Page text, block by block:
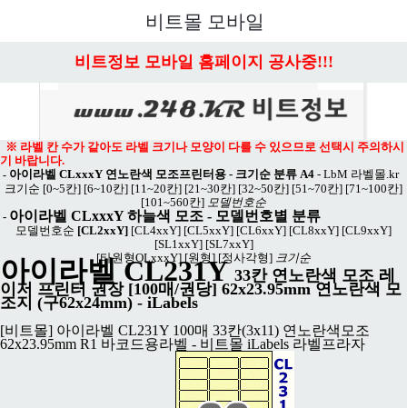
비트몰 모바일
비트정보 모바일 홈페이지 공사중!!!
※ 라벨 칸 수가 같아도 라벨 크기나 모양이 다를 수 있으므로 선택시 주의하시
기 바랍니다.
- 아이라벨 CLxxxY 연노란색 모조프린터용 - 크기순 분류 A4 - LbM 라벨몰.kr
크기순 [0~5칸] [6~10칸] [11~20칸] [21~30칸] [32~50칸] [51~70칸] [71~100칸]
[101~560칸] 모델번호순
- 아이라벨 CLxxxY 하늘색 모조 - 모델번호별 분류
모델번호순 [CL2xxY] [CL4xxY] [CL5xxY] [CL6xxY] [CL8xxY] [CL9xxY]
[SL1xxY] [SL7xxY]
[타원형OLxxxY] [원형] [정사각형] 크기순
아이라벨 CL231Y33칸 연노란색 모조 레
이저 프린터 권장 [100매/권당] 62x23.95mm 연노란색 모
조지 (구62x24mm) - iLabels
[비트몰] 아이라벨 CL231Y 100매 33칸(3x11) 연노란색모조
62x23.95mm R1 바코드용라벨 - 비트몰 iLabels 라벨프라자